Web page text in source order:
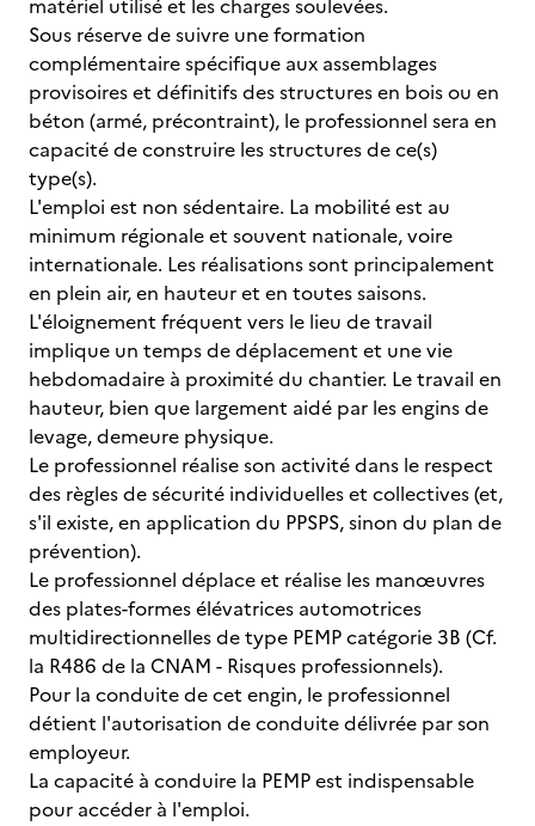
matériel utilisé et les charges soulevées.
Sous réserve de suivre une formation
complémentaire spécifique aux assemblages
provisoires et définitifs des structures en bois ou en
béton (armé, précontraint), le professionnel sera en
capacité de construire les structures de ce(s)
type(s).
L'emploi est non sédentaire. La mobilité est au
minimum régionale et souvent nationale, voire
internationale. Les réalisations sont principalement
en plein air, en hauteur et en toutes saisons.
L'éloignement fréquent vers le lieu de travail
implique un temps de déplacement et une vie
hebdomadaire à proximité du chantier. Le travail en
hauteur, bien que largement aidé par les engins de
levage, demeure physique.
Le professionnel réalise son activité dans le respect
des règles de sécurité individuelles et collectives (et,
s'il existe, en application du PPSPS, sinon du plan de
prévention).
Le professionnel déplace et réalise les manœuvres
des plates-formes élévatrices automotrices
multidirectionnelles de type PEMP catégorie 3B (Cf.
la R486 de la CNAM - Risques professionnels).
Pour la conduite de cet engin, le professionnel
détient l'autorisation de conduite délivrée par son
employeur.
La capacité à conduire la PEMP est indispensable
pour accéder à l'emploi.